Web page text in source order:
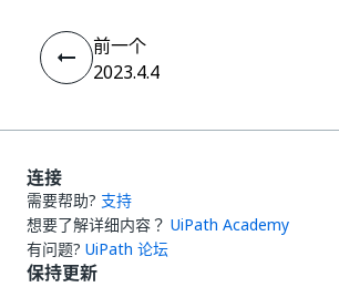
前一个
2023.4.4
连接
需要帮助? 支持
想要了解详细内容？ UiPath Academy
有问题? UiPath 论坛
保持更新